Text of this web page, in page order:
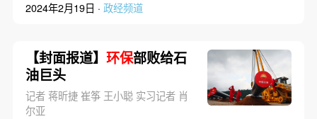
2024年2月19日 · 政经频道
【封面报道】 环保部败给石
油巨头
记者 蒋昕捷 崔筝 王小聪 实习记者 肖
尔亚